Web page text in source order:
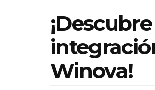
Winova!